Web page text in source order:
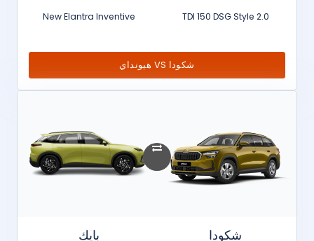
2.0 TDI 150 DSG Style
New Elantra Inventive
شكودا VS هيونداي
شكودا بايك